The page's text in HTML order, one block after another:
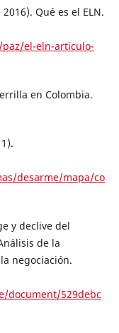
Qué es el ELN.
el-eln-articulo-
en Colombia.
desarme/mapa/co
y declive del
de la
negociación.
document/529debc